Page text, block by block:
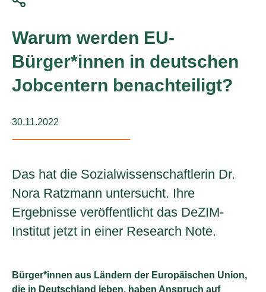
Warum werden EU-
Bürger*innen in deutschen
Jobcentern benachteiligt?
30.11.2022
Das hat die Sozialwissenschaftlerin Dr.
Nora Ratzmann untersucht. Ihre
Ergebnisse veröffentlicht das DeZIM-
Institut jetzt in einer Research Note.
Bürger*innen aus Ländern der Europäischen Union,
die in Deutschland leben, haben Anspruch auf